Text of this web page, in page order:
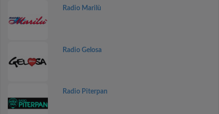
Radio Marilù
Radio Gelosa
Radio Piterpan